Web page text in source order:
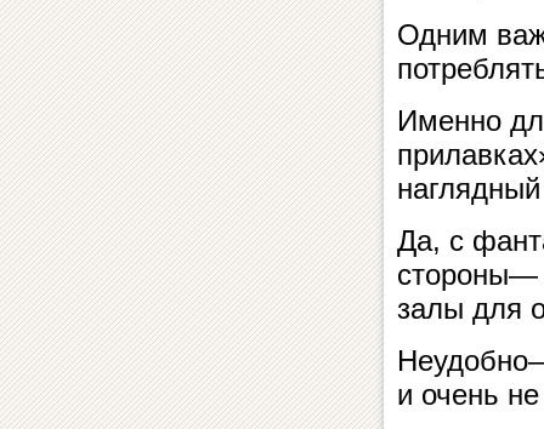
Одним
Именно
Да, с
стороны—
залы для
и очень